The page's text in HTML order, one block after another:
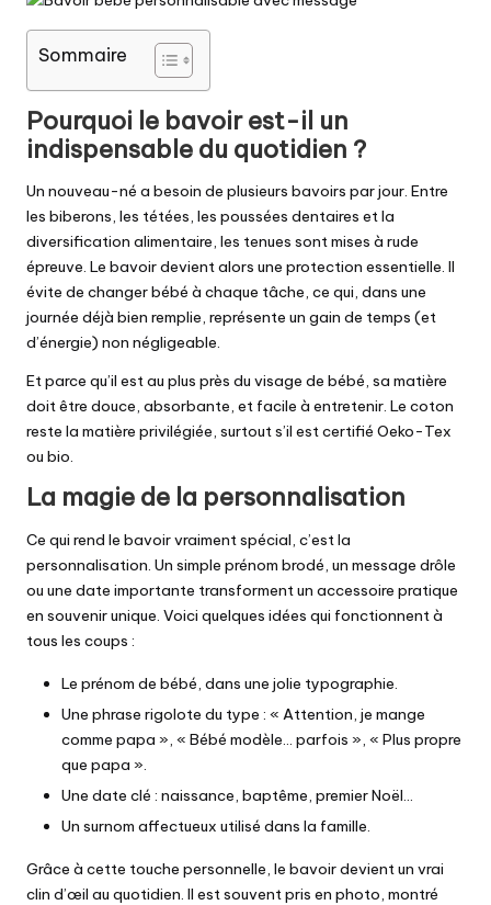
Sommaire
Pourquoi le bavoir est-il un
indispensable du quotidien ?
Un nouveau-né a besoin de plusieurs bavoirs par jour. Entre
les biberons, les tétées, les poussées dentaires et la
diversification alimentaire, les tenues sont mises à rude
épreuve. Le bavoir devient alors une protection essentielle. Il
évite de changer bébé à chaque tâche, ce qui, dans une
journée déjà bien remplie, représente un gain de temps (et
d’énergie) non négligeable.
Et parce qu’il est au plus près du visage de bébé, sa matière
doit être douce, absorbante, et facile à entretenir. Le coton
reste la matière privilégiée, surtout s’il est certifié Oeko-Tex
ou bio.
La magie de la personnalisation
Ce qui rend le bavoir vraiment spécial, c’est la
personnalisation. Un simple prénom brodé, un message drôle
ou une date importante transforment un accessoire pratique
en souvenir unique. Voici quelques idées qui fonctionnent à
tous les coups :
Le prénom de bébé, dans une jolie typographie.
Une phrase rigolote du type : « Attention, je mange
comme papa », « Bébé modèle… parfois », « Plus propre
que papa ».
Une date clé : naissance, baptême, premier Noël…
Un surnom affectueux utilisé dans la famille.
Grâce à cette touche personnelle, le bavoir devient un vrai
clin d’œil au quotidien. Il est souvent pris en photo, montré